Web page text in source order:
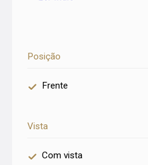
Posição
Frente
Vista
Com vista